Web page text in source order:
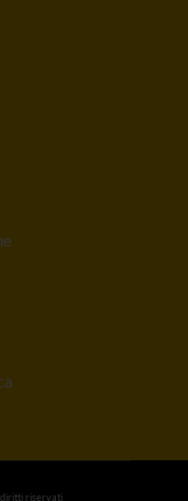
diritti riservati